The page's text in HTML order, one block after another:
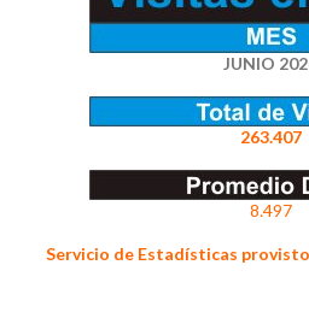
JUNIO
263.407
8.497
Servicio de Estadísticas